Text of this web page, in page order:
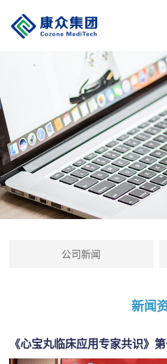
公司新闻
新闻
《心宝丸临床应用专家共识》